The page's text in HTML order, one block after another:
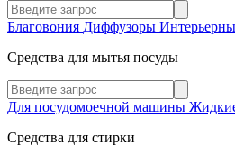
Благовония Диффузоры
Средства для мытья посуды
Для посудомоечной машины
Средства для стирки